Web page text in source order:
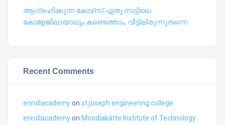
ആഗ്രഹിക്കുന്ന കോഴ്‍സ് ഏതു നാട്ടിലെ
കോളേജിലായാലും കണ്ടെത്താം, വീട്ടിലിരുന്നുതന്നെ
Recent Comments
enrollacademyon st joseph engineering college
enrollacademyon Moodlakatte Institute of Technology